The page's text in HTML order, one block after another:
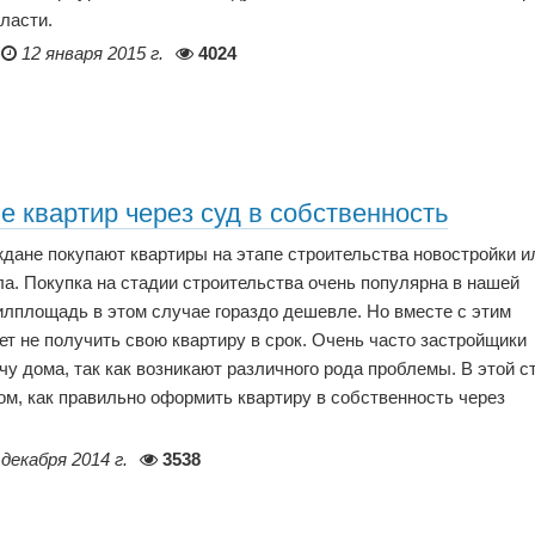
12 января 2015 г.
4024
через суд в собственность
покупают квартиры на этапе строительства новостройки
Покупка на стадии строительства очень популярна в нашей
в этом случае гораздо дешевле. Но вместе с этим
не получить свою квартиру в срок. Очень часто застройщики
дома, так как возникают различного рода проблемы. В этой
как правильно оформить квартиру в собственность через
2014 г. 3538